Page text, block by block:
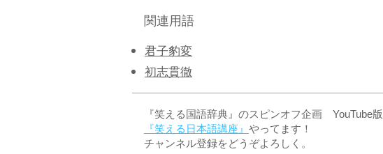
関連用語
君子豹変
初志貫徹
『笑える国語辞典』のスピンオフ企画 YouTube版
『笑える日本語講座』 やってます！
チャンネル登録をどうぞよろしく。